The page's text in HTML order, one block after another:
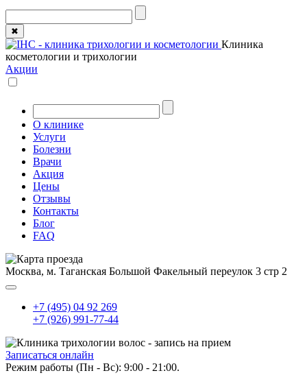
✖
Клиника
косметологии и трихологии
Акции
О клинике
Услуги
Болезни
Врачи
Акция
Цены
Отзывы
Контакты
Блог
FAQ
Москва, м. Таганская Большой Факельный переулок 3 стр 2
+7 (495) 04 92 269
+7 (926) 991-77-44
Записаться онлайн
Режим работы (Пн - Вс): 9:00 - 21:00.